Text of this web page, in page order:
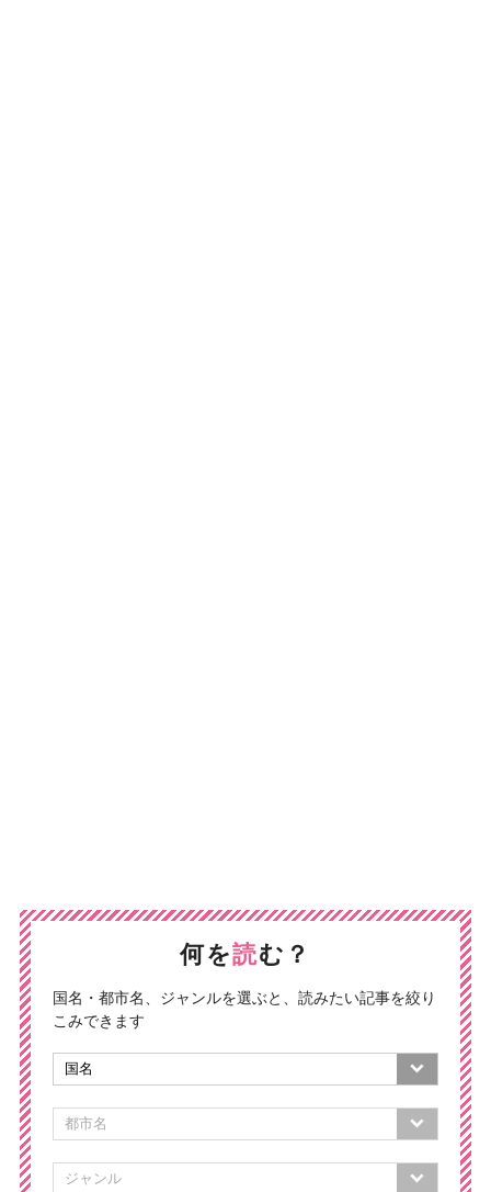
何を読む？
国名・都市名、ジャンルを選ぶと、読みたい記事を絞り
こみできます